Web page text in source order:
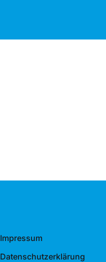
Impressum
Datenschutzerklärung